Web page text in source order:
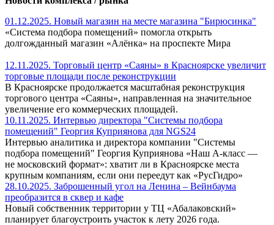
01.12.2025. Новый магазин на месте магазина "Бирюсинка"
«Система подбора помещений» помогла открыть
долгожданный магазин «Алёнка» на проспекте Мира
12.11.2025. Торговый центр «Саяны» в Красноярске увеличит
торговые площади после реконструкции
В Красноярске продолжается масштабная реконструкция
торгового центра «Саяны», направленная на значительное
увеличение его коммерческих площадей.
10.11.2025. Интервью директора "Системы подбора
помещений" Георгия Куприянова для NGS24
Интервью аналитика и директора компании "Системы
подбора помещений" Георгия Куприянова «Наш A-класс —
не московский формат»: хватит ли в Красноярске места
крупным компаниям, если они переедут как «РусГидро»
28.10.2025. Заброшенный угол на Ленина – Вейнбаума
преобразится в сквер и кафе
Новый собственник территории у ТЦ «Абалаковский»
планирует благоустроить участок к лету 2026 года.